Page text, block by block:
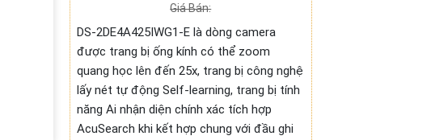
Giá Bán:
DS-2DE4A425IWG1-E là dòng camera
được trang bị ống kính có thể zoom
quang học lên đến 25x, trang bị công nghệ
lấy nét tự động Self-learning, trang bị tính
năng Ai nhận diện chính xác tích hợp
AcuSearch khi kết hợp chung với đầu ghi